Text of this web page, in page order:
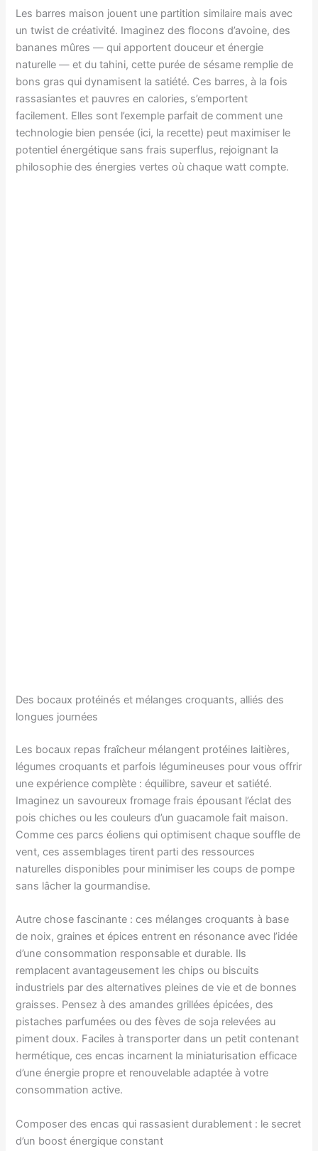
Les barres maison jouent une partition similaire mais avec
un twist de créativité. Imaginez des flocons d’avoine, des
bananes mûres — qui apportent douceur et énergie
naturelle — et du tahini, cette purée de sésame remplie de
bons gras qui dynamisent la satiété. Ces barres, à la fois
rassasiantes et pauvres en calories, s’emportent
facilement. Elles sont l’exemple parfait de comment une
technologie bien pensée (ici, la recette) peut maximiser le
potentiel énergétique sans frais superflus, rejoignant la
philosophie des énergies vertes où chaque watt compte.
Des bocaux protéinés et mélanges croquants, alliés des
longues journées
Les bocaux repas fraîcheur mélangent protéines laitières,
légumes croquants et parfois légumineuses pour vous offrir
une expérience complète : équilibre, saveur et satiété.
Imaginez un savoureux fromage frais épousant l’éclat des
pois chiches ou les couleurs d’un guacamole fait maison.
Comme ces parcs éoliens qui optimisent chaque souffle de
vent, ces assemblages tirent parti des ressources
naturelles disponibles pour minimiser les coups de pompe
sans lâcher la gourmandise.
Autre chose fascinante : ces mélanges croquants à base
de noix, graines et épices entrent en résonance avec l’idée
d’une consommation responsable et durable. Ils
remplacent avantageusement les chips ou biscuits
industriels par des alternatives pleines de vie et de bonnes
graisses. Pensez à des amandes grillées épicées, des
pistaches parfumées ou des fèves de soja relevées au
piment doux. Faciles à transporter dans un petit contenant
hermétique, ces encas incarnent la miniaturisation efficace
d’une énergie propre et renouvelable adaptée à votre
consommation active.
Composer des encas qui rassasient durablement : le secret
d’un boost énergique constant